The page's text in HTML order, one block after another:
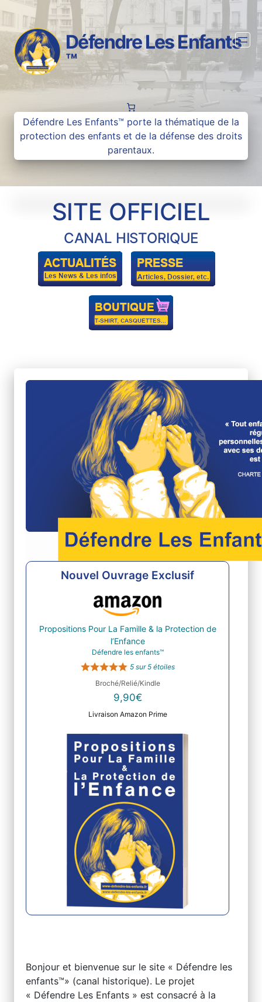
contenu
Défendre Les Enfants
™
Défendre Les Enfants™ porte la thématique de la
protection des enfants et de la défense des droits
parentaux.
SITE OFFICIEL
CANAL HISTORIQUE
Nouvel Ouvrage Exclusif
Propositions Pour La Famille & la Protection de
l’Enfance
Défendre les enfants™
5 sur 5 étoiles
Broché/Relié/Kindle
9,90€
Livraison Amazon Prime
Bonjour et bienvenue sur le site « Défendre les
enfants™» (canal historique). Le projet
« Défendre Les Enfants » est consacré à la